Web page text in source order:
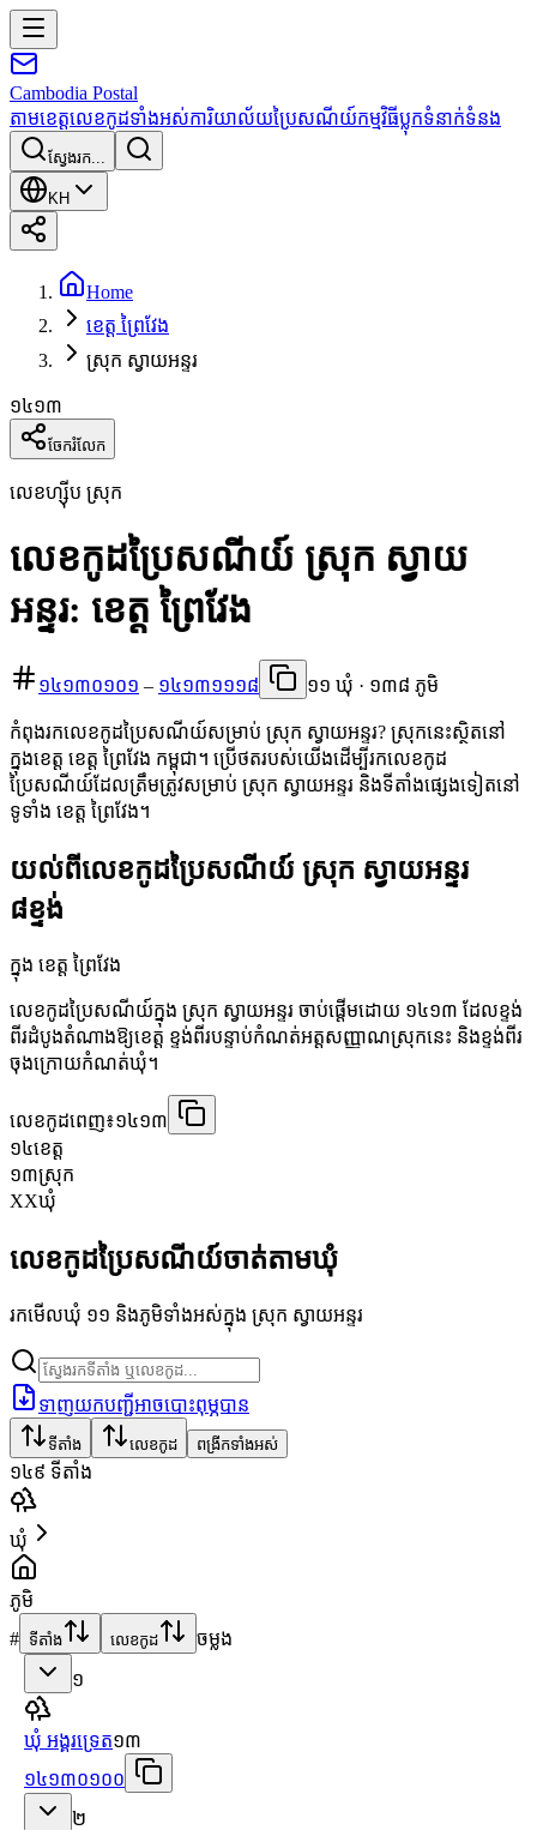
Cambodia Postal
តាមខេត្តលេខកូដទាំងអស់ការិយាល័យប្រៃសណីយ៍កម្មវិធីប្លុកទំនាក់ទំនង
ស្វែងរក...
KH
Home
ខេត្ត ព្រៃវែង
ស្រុក ស្វាយអន្ទរ
១៤១៣
ចែករំលែក
លេខហ្ស៊ីប ស្រុក
លេខកូដប្រៃសណីយ៍ ស្រុក ស្វាយ
អន្ទរ: ខេត្ត ព្រៃវែង
១៤១៣០១០១ – ១៤១៣១១១៨ ១១ ឃុំ · ១៣៨ ភូមិ
កំពុងរកលេខកូដប្រៃសណីយ៍សម្រាប់ ស្រុក ស្វាយអន្ទរ? ស្រុកនេះស្ថិតនៅ
ក្នុងខេត្ត ខេត្ត ព្រៃវែង កម្ពុជា។ ប្រើថតរបស់យើងដើម្បីរកលេខកូដ
ប្រៃសណីយ៍ដែលត្រឹមត្រូវសម្រាប់ ស្រុក ស្វាយអន្ទរ និងទីតាំងផ្សេងទៀតនៅ
ទូទាំង ខេត្ត ព្រៃវែង។
យល់ពីលេខកូដប្រៃសណីយ៍ ស្រុក ស្វាយអន្ទរ
៨ខ្ទង់
ក្នុង ខេត្ត ព្រៃវែង
លេខកូដប្រៃសណីយ៍ក្នុង ស្រុក ស្វាយអន្ទរ ចាប់ផ្តើមដោយ ១៤១៣ ដែលខ្ទង់
ពីរដំបូងតំណាងឱ្យខេត្ត ខ្ទង់ពីរបន្ទាប់កំណត់អត្តសញ្ញាណស្រុកនេះ និងខ្ទង់ពីរ
ចុងក្រោយកំណត់ឃុំ។
លេខកូដពេញ៖១៤១៣
១៤ខេត្ត
១៣ស្រុក
XXឃុំ
លេខកូដប្រៃសណីយ៍ចាត់តាមឃុំ
រកមើលឃុំ ១១ និងភូមិទាំងអស់ក្នុង ស្រុក ស្វាយអន្ទរ
ទាញយកបញ្ជីអាចបោះពុម្ភបាន
ទីតាំង លេខកូដ ពង្រីកទាំងអស់
១៤៩ ទីតាំង
ឃុំ
ភូមិ
# ទីតាំង លេខកូដ
ចម្លង
១
ឃុំ អង្គរទ្រេត១៣
១៤១៣០១០០
២